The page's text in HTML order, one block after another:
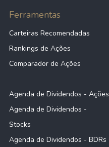
Ferramentas
Carteiras Recomendadas
Rankings de Ações
Comparador de Ações
Agenda de Dividendos - Ações
Agenda de Dividendos -
Stocks
Agenda de Dividendos - BDRs